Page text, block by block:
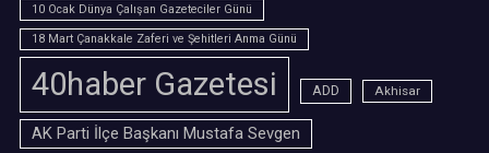
10 Ocak Dünya Çalışan Gazeteciler Günü
18 Mart Çanakkale Zaferi ve Şehitleri Anma Günü
40haber Gazetesi ADD Akhisar
AK Parti İlçe Başkanı Mustafa Sevgen